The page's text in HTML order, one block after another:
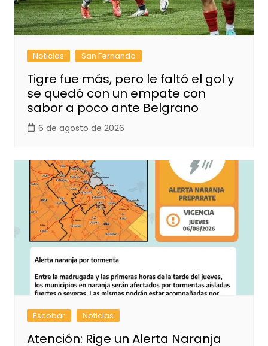
Noticias San Fernando
Tigre fue más, pero le faltó el gol y
se quedó con un empate con
sabor a poco ante Belgrano
6 de agosto de 2026
Escobar Noticias
Atención: Rige un Alerta Naranja